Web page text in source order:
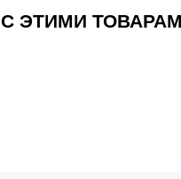
С ЭТИМИ